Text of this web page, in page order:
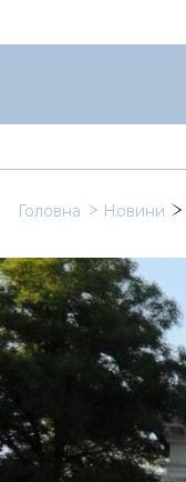
Головна Новини